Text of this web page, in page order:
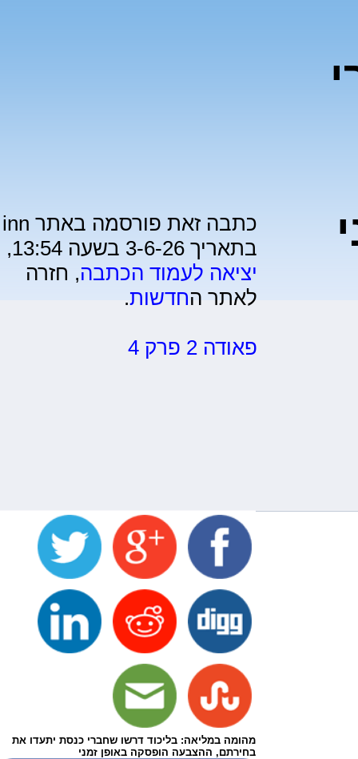
כתבה זאת פורסמה באתר inn
בתאריך 3-6-26 בשעה 13:54,
יציאה לעמוד הכתבה, חזרה
לאתר החדשות.
פאודה 2 פרק 4
מהומה במליאה: בליכוד דרשו שחברי כנסת יתעדו את
בחירתם, ההצבעה הופסקה באופן זמני